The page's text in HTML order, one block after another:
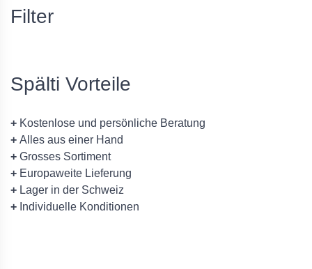
Filter
Spälti Vorteile
+ Kostenlose und persönliche Beratung
+ Alles aus einer Hand
+ Grosses Sortiment
+ Europaweite Lieferung
+ Lager in der Schweiz
+ Individuelle Konditionen